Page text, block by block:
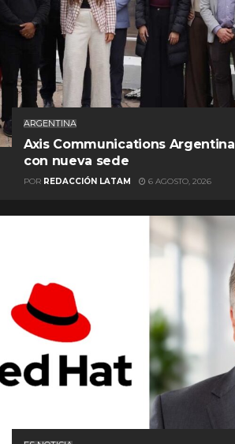
ARGENTINA
Axis Communications
con nueva sede
POR REDACCIÓN LATAM 6 AGOSTO, 2026